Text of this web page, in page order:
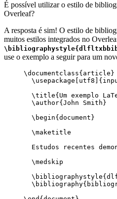
É possível utilizar o estilo de
Overleaf?
A resposta é sim! O estilo de
muitos estilos integrados no
use o exemplo a seguir para um
\documentclass{ article }
\usepackage
utf8 ]{
\title{Um exemplo
\author{John Smith}
\begin{ document }
\maketitle
Estudos recentes
\medskip
\bibliographystyle
\bibliography